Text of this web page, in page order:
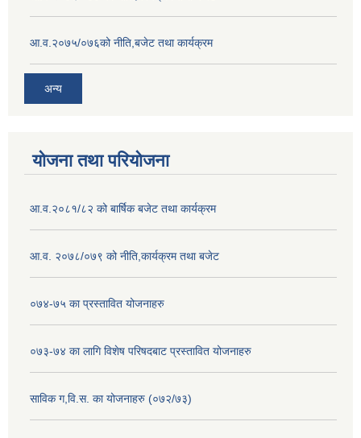
आ.व.२०७५/०७६को नीति,बजेट तथा कार्यक्रम
अन्य
योजना तथा परियोजना
आ.व.२०८१/८२ को बार्षिक बजेट तथा कार्यक्रम
आ.व. २०७८/०७९ को नीति,कार्यक्रम तथा बजेट
०७४-७५ का प्रस्तावित योजनाहरु
०७३-७४ का लागि विशेष परिषदबाट प्रस्तावित योजनाहरु
साविक ग,वि.स. का योजनाहरु (०७२/७३)